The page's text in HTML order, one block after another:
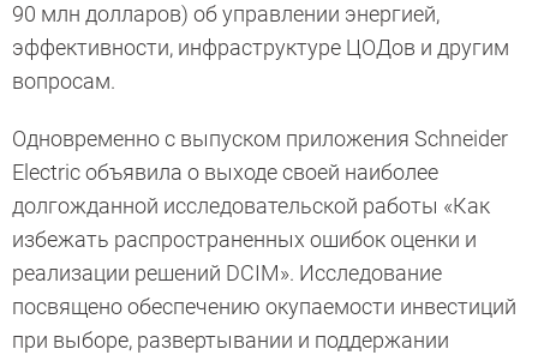
90 млн долларов) об управлении энергией,
эффективности, инфраструктуре ЦОДов и другим
вопросам.
Одновременно с выпуском приложения Schneider
Electric объявила о выходе своей наиболее
долгожданной исследовательской работы «Как
избежать распространенных ошибок оценки и
реализации решений DCIM». Исследование
посвящено обеспечению окупаемости инвестиций
при выборе, развертывании и поддержании